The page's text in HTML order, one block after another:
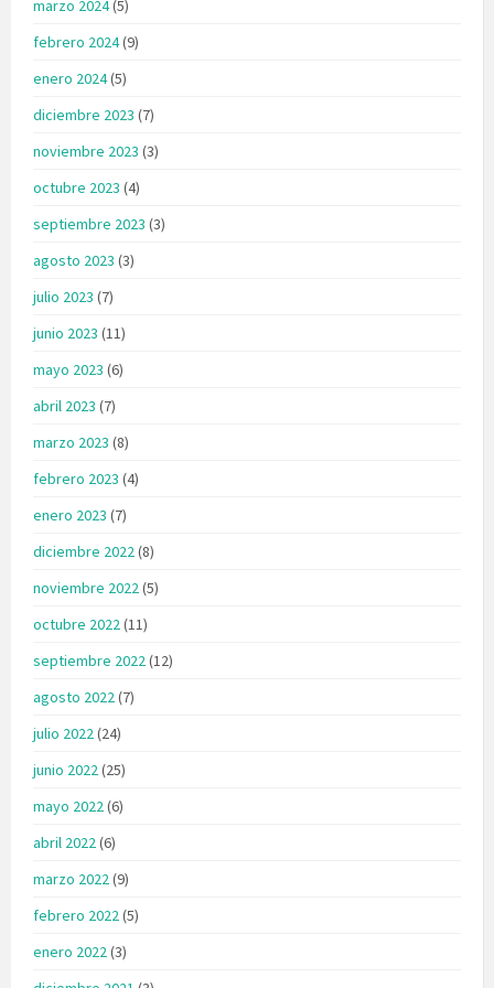
marzo 2024(5)
febrero 2024(9)
enero 2024(5)
diciembre 2023 (7)
noviembre 2023 (3)
octubre 2023 (4)
septiembre 2023 (3)
agosto 2023 (3)
julio 2023 (7)
junio 2023 (11)
mayo 2023 (6)
abril 2023 (7)
marzo 2023 (8)
febrero 2023 (4)
enero 2023 (7)
diciembre 2022(8)
noviembre 2022(5)
octubre 2022(11)
septiembre 2022(12)
agosto 2022(7)
julio 2022(24)
junio 2022(25)
mayo 2022(6)
abril 2022(6)
marzo 2022(9)
febrero 2022(5)
enero 2022(3)